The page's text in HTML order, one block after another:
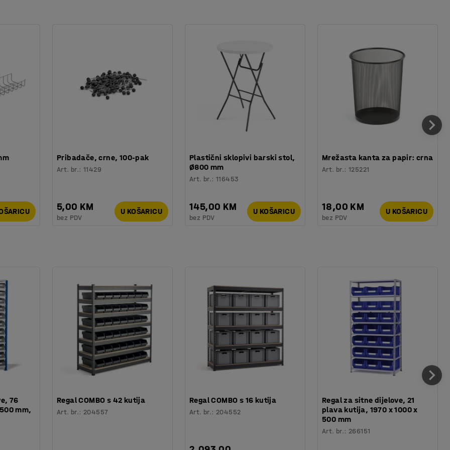
za skladišta, radionice i tvornice, kao i
Pribadače, crne, 100-pak
Art. br.:11429
5,00 KM
bez PDV
U KOŠARICU
Plastični sklopivi barski stol,
Ø800 mm
Art. br.:116453
145,00 KM
bez PDV
U KOŠARICU
Mrežasta kanta za papir: crna
Art. br.:125221
18,00 KM
bez PDV
U KOŠARICU
76
mm,
Regal COMBO s 42 kutija
Art. br.: 204557
Regal COMBO s 16 kutija
Art. br.: 204552
Regal za sitne dijelove, 21
plava kutija, 1970 x 1000 x
500 mm
Art. br.: 266151